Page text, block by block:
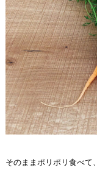
そのままポリポリ食べて